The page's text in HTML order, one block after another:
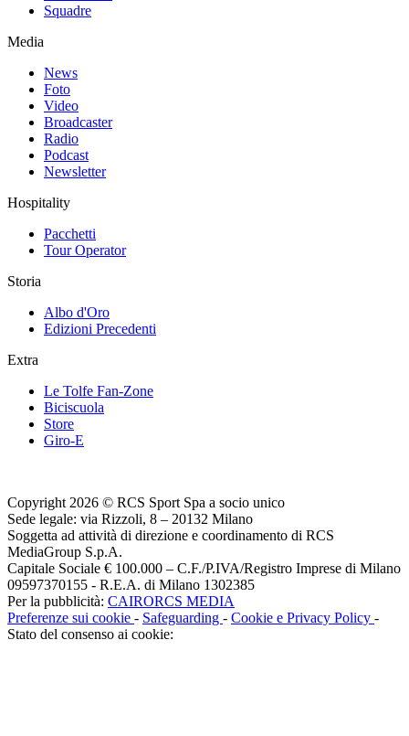
Squadre
Media
News
Foto
Video
Broadcaster
Radio
Podcast
Newsletter
Hospitality
Pacchetti
Tour Operator
Storia
Albo d'Oro
Edizioni Precedenti
Extra
Le Tolfe Fan-Zone
Biciscuola
Store
Giro-E
Copyright 2026 © RCS Sport Spa a socio unico
Sede legale: via Rizzoli, 8 – 20132 Milano
Soggetta ad attività di direzione e coordinamento di RCS
MediaGroup S.p.A.
Capitale Sociale € 100.000 – C.F./P.IVA/Registro Imprese di Milano
09597370155 - R.E.A. di Milano 1302385
Per la pubblicità: CAIRORCS MEDIA
Preferenze sui cookie - Safeguarding - Cookie e Privacy Policy -
Stato del consenso ai cookie: